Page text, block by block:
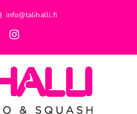
| info@talihalli.fi
FacebookInstagram